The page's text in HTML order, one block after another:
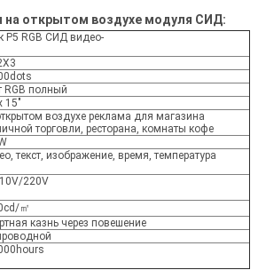
на открытом воздухе модуля СИД:
P5 RGB СИД видео-
RGB полный
15"
воздухе реклама для магазина
торговли, ресторана, комнаты кофе
текст, изображение, время, температура
220V
㎡
казнь через повешение